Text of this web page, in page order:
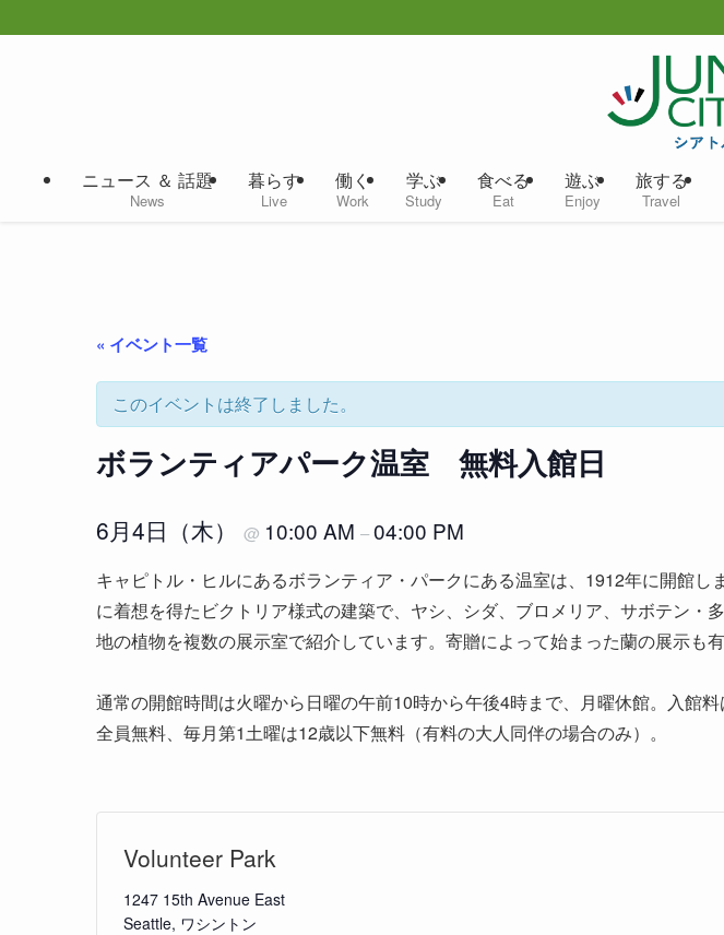
ニュース ＆ 話題
News
暮らす
Live
働く
Work
学ぶ
Study
食べる
Eat
遊ぶ
Enjoy
旅する
Travel
« イベント一覧
このイベントは終了しました。
ボランティアパーク温室 無料入館日
6月4日（木） @ 10:00 AM –04:00 PM
キャピトル・ヒルにあるボランティア・パークにある温室は、1912年に開館し
に着想を得たビクトリア様式の建築で、ヤシ、シダ、ブロメリア、サボテン・
地の植物を複数の展示室で紹介しています。寄贈によって始まった蘭の展示も有
通常の開館時間は火曜から日曜の午前10時から午後4時まで、月曜休館。入館
全員無料、毎月第1土曜は12歳以下無料（有料の大人同伴の場合のみ）。
Volunteer Park
1247 15th Avenue East
Seattle, ワシントン